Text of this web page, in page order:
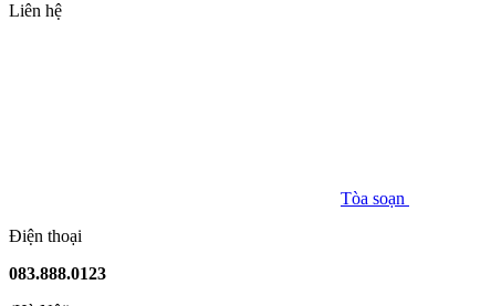
Liên hệ
Tòa soạn
Điện thoại
083.888.0123